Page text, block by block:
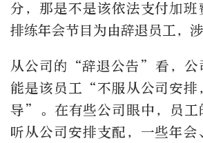
分，那是不是该依法支付加班
排练年会节目为由辞退员工，涉
从公司的“辞退公告”看，公
能是该员工“不服从公司安排
导”。在有些公司眼中，员工
听从公司安排支配，一些年会